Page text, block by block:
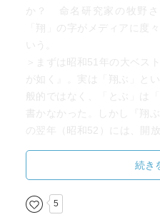
か？ 命名研究家の牧野さ
「翔」の字がメディアに度
いう。
＞まずは昭和51年の大ベス
が如く』。実は「翔ぶ」と
般的ではなく、「とぶ」は
書かなかった。しかし『翔
の翌年（昭和52）には、開
には、渡辺真知子が歌う『
んだカップル』が大流行。
に世の中に浸透した。
＞少女漫画も「翔」の人気を
続き
5